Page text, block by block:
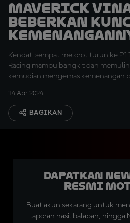
Maverick
Beberkan
Kendati sempat melorot turun ke
Racing mampu bangkit dan
kemudian mengemas kemenangan
14 Apr 2024
BAGIKAN
Dapatkan
Resmi
Buat akun sekarang untuk
laporan hasil balapan, hingga